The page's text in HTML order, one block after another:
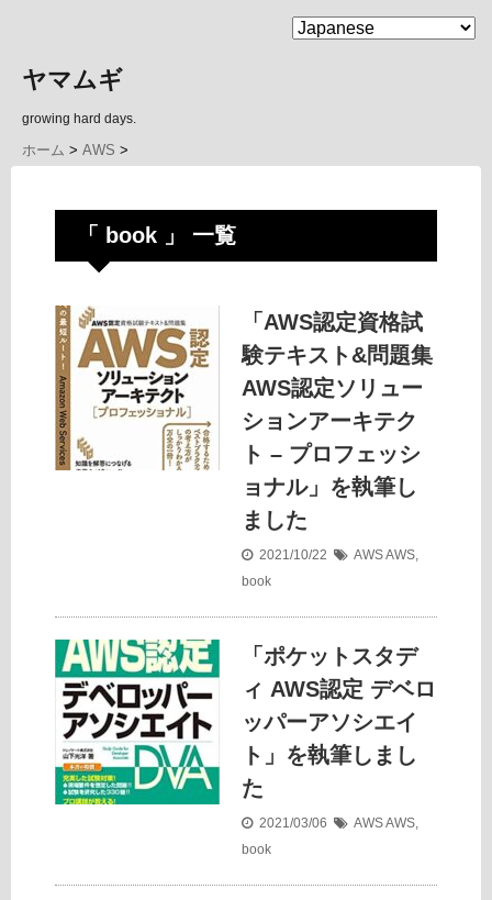
MENU
ヤマムギ
growing hard days.
ホーム > AWS >
「 book 」 一覧
「AWS認定資格試
験テキスト&問題集
AWS認定ソリュー
ションアーキテク
ト – プロフェッシ
ョナル」を執筆し
ました
2021/10/22 AWSAWS,
book
「ポケットスタデ
ィ AWS認定 デベロ
ッパーアソシエイ
ト」を執筆しまし
た
2021/03/06 AWSAWS,
book